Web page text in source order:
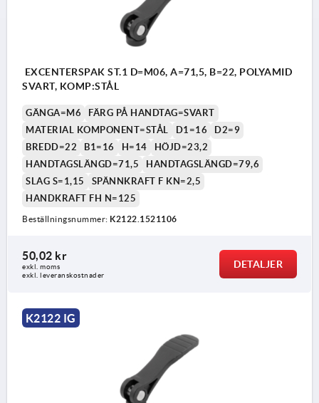
EXCENTERSPAK ST.1 D=M06, A=71,5, B=22, POLYAMID
SVART, KOMP:STÅL
GÄNGA=M6
FÄRG PÅ HANDTAG=SVART
MATERIAL KOMPONENT=STÅL
D1=16
D2=9
BREDD=22
B1=16 H=14
HÖJD=23,2
HANDTAGSLÄNGD=71,5
HANDTAGSLÄNGD=79,6
SLAG S=1,15
SPÄNNKRAFT F KN=2,5
HANDKRAFT FH N=125
Beställningsnummer: K2122.1521106
50,02 kr
exkl. moms
exkl. leveranskostnader
DETALJER
K2122 IG